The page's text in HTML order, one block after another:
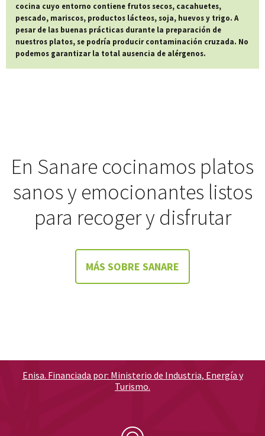
cocina cuyo entorno contiene frutos secos, cacahuetes,
pescado, mariscos, productos lácteos, soja, huevos y trigo. A
pesar de las buenas prácticas durante la preparación de
nuestros platos, se podría producir contaminación cruzada. No
podemos garantizar la total ausencia de alérgenos.
En Sanare cocinamos platos
sanos y emocionantes listos
para recoger y disfrutar
MÁS SOBRE SANARE
Enisa. Financiada por: Ministerio de Industria, Energía y
Turismo.